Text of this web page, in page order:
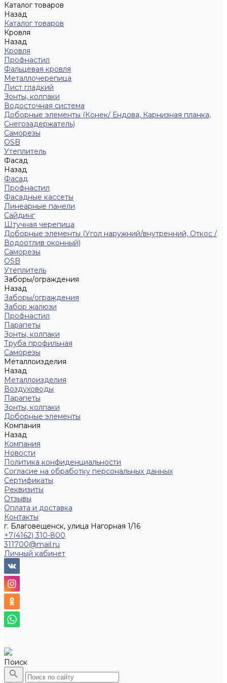
Каталог товаров
Назад
Каталог товаров
Кровля
Назад
Кровля
Профнастил
Фальцевая кровля
Металлочерепица
Лист гладкий
Зонты, колпаки
Водосточная система
Доборные элементы (Конек/ Ендова, Карнизная планка,
Снегозадержатель)
Саморезы
ОSB
Утеплитель
Фасад
Назад
Фасад
Профнастил
Фасадные кассеты
Линеарные панели
Сайдинг
Штучная черепица
Доборные элементы (Угол наружний/внутренний, Откос /
Водоотлив оконный)
Саморезы
OSB
Утеплитель
Заборы/ограждения
Назад
Заборы/ограждения
Забор жалюзи
Профнастил
Парапеты
Зонты, колпаки
Труба профильная
Саморезы
Металлоизделия
Назад
Металлоизделия
Воздуховоды
Парапеты
Зонты, колпаки
Доборные элементы
Компания
Назад
Компания
Новости
Политика конфиденциальности
Согласие на обработку персональных данных
Сертификаты
Реквизиты
Отзывы
Оплата и доставка
Контакты
г. Благовещенск, улица Нагорная 1/16
+7(4162) 310-800
311700@mail.ru
Личный кабинет
Поиск